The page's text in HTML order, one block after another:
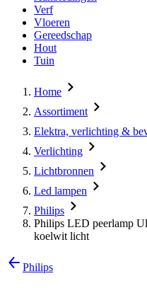
Verf
Vloeren
Gereedschap
Hout
Tuin
Home
Assortiment
Elektra, verlichting &
Verlichting
Lichtbronnen
Led lampen
Philips
Philips LED peerlamp
koelwit licht
Philips